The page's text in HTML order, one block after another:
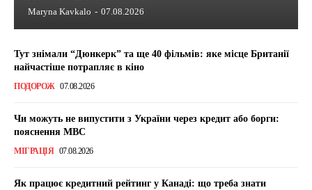
Maryna Kavkalo - 07.08.2026
Тут знімали “Дюнкерк” та ще 40 фільмів: яке місце Британії
найчастіше потрапляє в кіно
ПОДОРОЖ 07.08.2026
Чи можуть не випустити з України через кредит або борги:
пояснення МВС
МІГРАЦІЯ 07.08.2026
Як працює кредитний рейтинг у Канаді: що треба знати